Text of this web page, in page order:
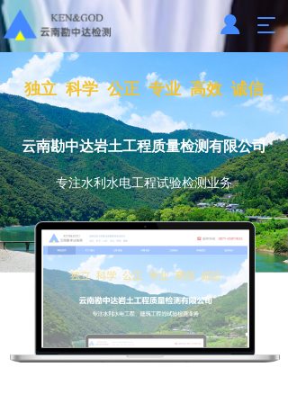
T
g
l
e
n
a
v
i
g
a
t
i
o
云南勘中达岩土工程质量检测有限公司
专注水利水电工程试验检测业务
独立  科学  公正  专业  高效  诚信